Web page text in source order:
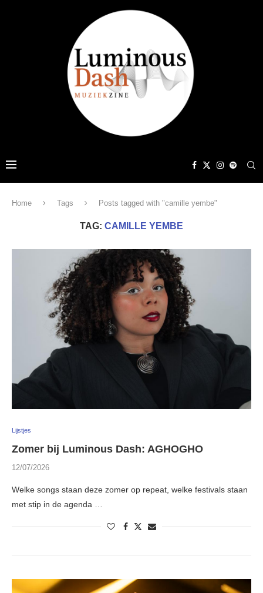
Home Tags Posts tagged with "camille yembe"
TAG: CAMILLE YEMBE
Lijstjes
Zomer bij Luminous Dash: AGHOGHO
12/07/2026
Welke songs staan deze zomer op repeat, welke festivals staan
met stip in de agenda …